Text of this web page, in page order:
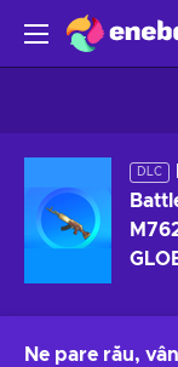
DLC
Ne pare rău,